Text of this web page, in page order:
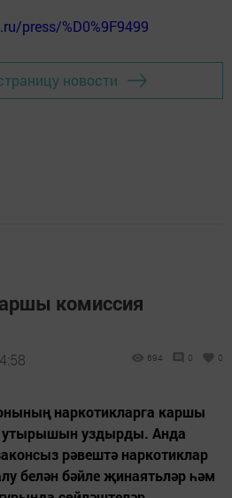
press/%D0%9F9499
новости
комиссия
694 0 0
наркотикларга каршы
утырышын уздырды. Анда
рәвештә наркотиклар
белән бәйле җинаятьләр һәм